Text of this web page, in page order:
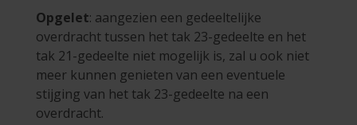
Opgelet: aangezien een gedeeltelijke
overdracht tussen het tak 23-gedeelte en het
tak 21-gedeelte niet mogelijk is, zal u ook niet
meer kunnen genieten van een eventuele
stijging van het tak 23-gedeelte na een
overdracht.